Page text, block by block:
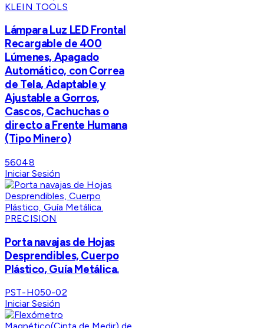
KLEIN TOOLS
Lámpara Luz LED Frontal
Recargable de 400
Lúmenes, Apagado
Automático, con Correa
de Tela, Adaptable y
Ajustable a Gorros,
Cascos, Cachuchas o
directo a Frente Humana
(Tipo Minero)
56048
Iniciar Sesión
PRECISION
Porta navajas de Hojas
Desprendibles, Cuerpo
Plástico, Guía Metálica.
PST-H050-02
Iniciar Sesión